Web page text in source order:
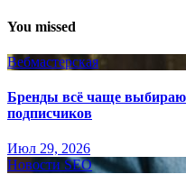
You missed
Вебмастерская
Бренды всё чаще
подписчиков
Июл 29, 2026
Новости SEO